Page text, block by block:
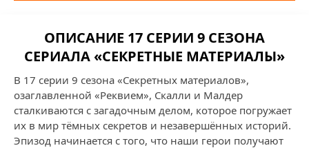
ОПИСАНИЕ 17 СЕРИИ 9 СЕЗОНА
СЕРИАЛА «СЕКРЕТНЫЕ МАТЕРИАЛЫ»
В 17 серии 9 сезона «Секретных материалов»,
озаглавленной «Реквием», Скалли и Малдер
сталкиваются с загадочным делом, которое погружает
их в мир тёмных секретов и незавершённых историй.
Эпизод начинается с того, что наши герои получают